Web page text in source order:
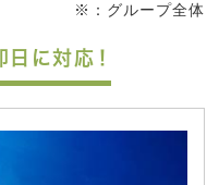
※：グループ全体
に対応！